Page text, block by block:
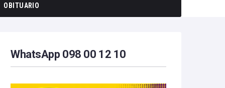
OBITUARIO
WhatsApp 098 00 12 10